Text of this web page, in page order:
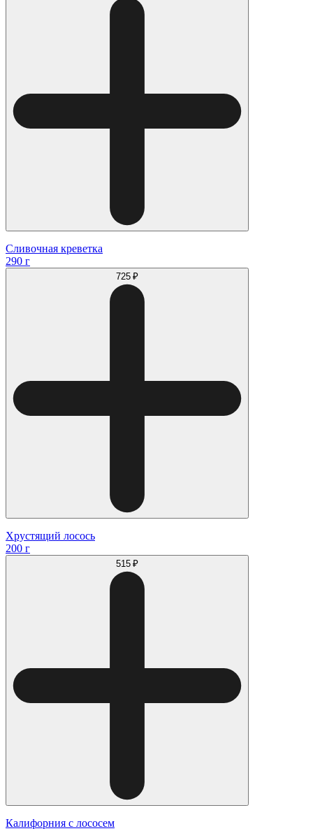
Сливочная креветка
290 г
725 ₽
Хрустящий лосось
200 г
515 ₽
Калифорния с лососем